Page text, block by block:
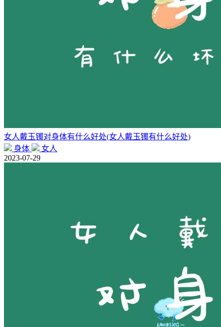
女人戴玉镯对身体有什么好处(女人戴玉镯有什么好处)
身体
女人
2023-07-29